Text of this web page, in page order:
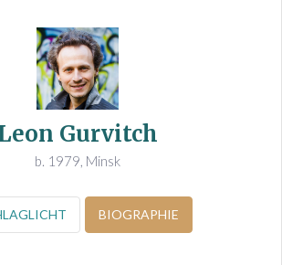
Gurvitch
b. 1979, Minsk
BIOGRAPHIE